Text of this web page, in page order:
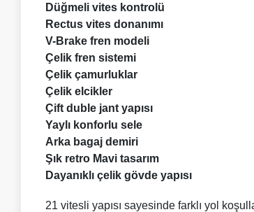
Düğmeli vites kontrolü
Rectus vites donanımı
V-Brake fren modeli
Çelik fren sistemi
Çelik çamurluklar
Çelik elcikler
Çift duble jant yapısı
Yaylı konforlu sele
Arka bagaj demiri
Şık retro Mavi tasarım
Dayanıklı çelik gövde yapısı
21 vitesli yapısı sayesinde farklı yol